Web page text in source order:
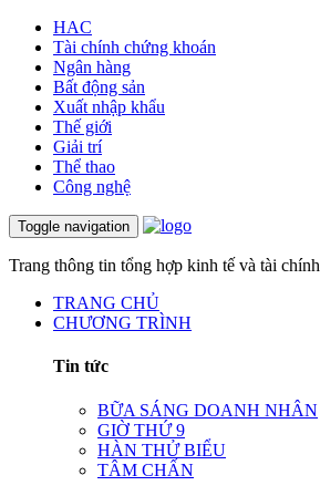
HAC
Tài chính chứng khoán
Ngân hàng
Bất động sản
Xuất nhập khẩu
Thế giới
Giải trí
Thể thao
Công nghệ
Toggle navigation
Trang thông tin tổng hợp kinh tế và tài chính
TRANG CHỦ
CHƯƠNG TRÌNH
Tin tức
BỮA SÁNG DOANH NHÂN
GIỜ THỨ 9
HÀN THỬ BIỂU
TÂM CHẤN